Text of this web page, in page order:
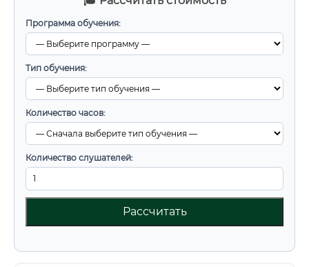
Программа обучения:
Тип обучения:
Количество часов:
Количество слушателей:
Рассчитать